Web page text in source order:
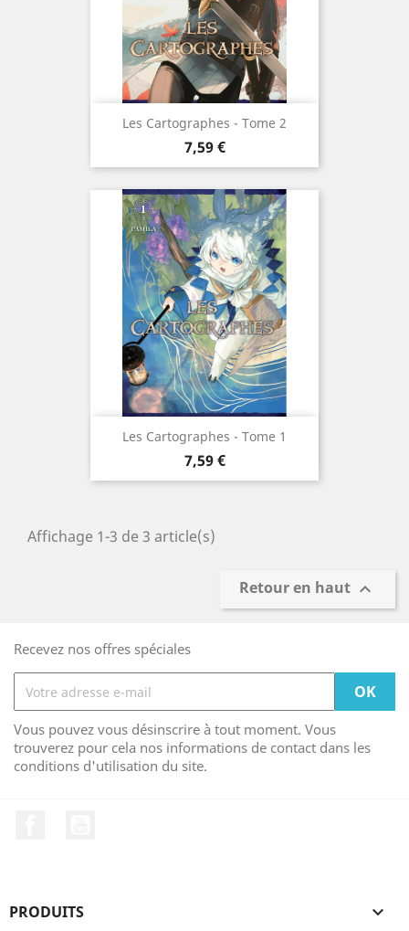
Les Cartographes - Tome 2
Prix
7,59 €
Les Cartographes - Tome 1
Prix
7,59 €
Affichage 1-3 de 3 article(s)
Retour en haut 
Recevez nos offres spéciales
Vous pouvez vous désinscrire à tout moment. Vous
trouverez pour cela nos informations de contact dans les
conditions d'utilisation du site.
PRODUITS 